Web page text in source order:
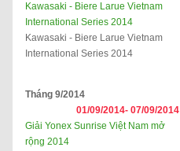
Kawasaki - Biere Larue Vietnam
International Series 2014
Kawasaki - Biere Larue Vietnam
International Series 2014
Tháng 9/2014
01/09/2014- 07/09/2014
Giải Yonex Sunrise Việt Nam mở
rộng 2014